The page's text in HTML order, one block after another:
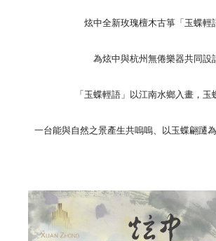
炫中全新玫瑰檀木古箏「玉蝶輕
為炫中與杭州無倦樂器共同設
「玉蝶輕語」以江南水鄉入畫，玉
一台能與自然之景產生共嗚嗚、以玉蝶翩躚